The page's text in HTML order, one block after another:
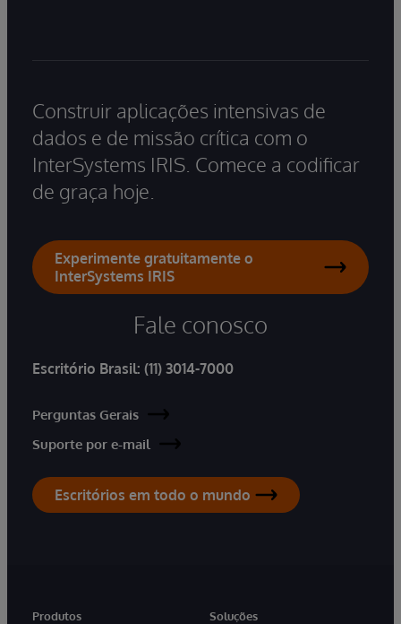
Construir aplicações intensivas de
dados e de missão crítica com o
InterSystems IRIS. Comece a codificar
de graça hoje.
Experimente gratuitamente o
InterSystems IRIS
Fale conosco
Escritório Brasil: (11) 3014-7000
Perguntas Gerais
Suporte por e-mail
Escritórios em todo o mundo
Produtos
Soluções